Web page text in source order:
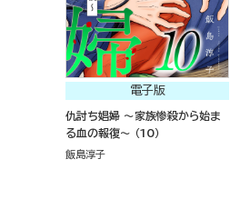
電子版
仇討ち娼婦 ～家族惨殺から始ま
る血の報復～ （10）
飯島淳子